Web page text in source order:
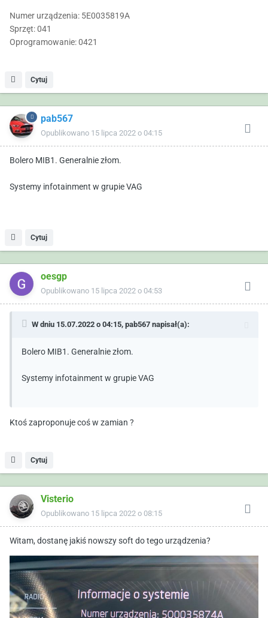
Numer urządzenia: 5E0035819A
Sprzęt: 041
Oprogramowanie: 0421
Cytuj
pab567
Opublikowano 15 lipca 2022 o 04:15
Bolero MIB1. Generalnie złom.
Systemy infotainment w grupie VAG
Cytuj
oesgp
Opublikowano 15 lipca 2022 o 04:53
W dniu 15.07.2022 o 04:15, pab567 napisał(a):
Bolero MIB1. Generalnie złom.
Systemy infotainment w grupie VAG
Ktoś zaproponuje coś w zamian ?
Cytuj
Visterio
Opublikowano 15 lipca 2022 o 08:15
Witam, dostanę jakiś nowszy soft do tego urządzenia?